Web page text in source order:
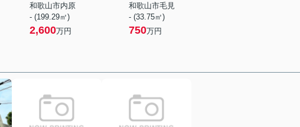
和歌山市内原
- (199.29㎡)
2,600万円
和歌山市毛見
- (33.75㎡)
750万円